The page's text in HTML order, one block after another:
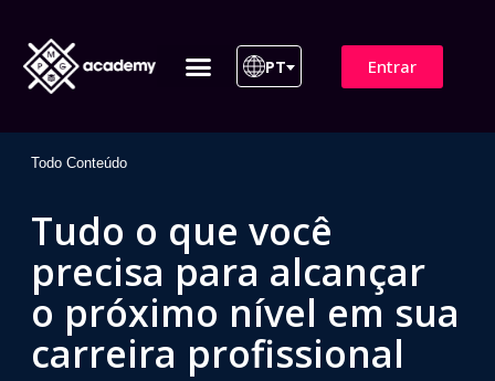
PT Entrar
Todo Conteúdo
Tudo o que você
precisa para alcançar
o próximo nível em sua
carreira profissional